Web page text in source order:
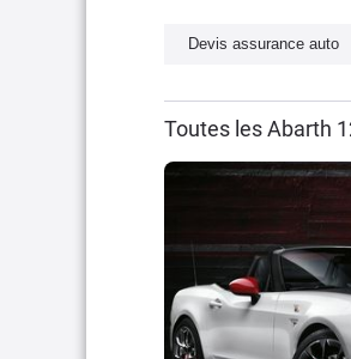
Devis assurance auto
Toutes les Abarth